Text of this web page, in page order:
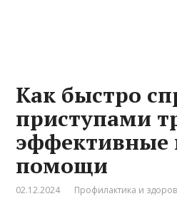
Как быстро
приступами
эффективные
помощи
02.12.2024 Профилактика и